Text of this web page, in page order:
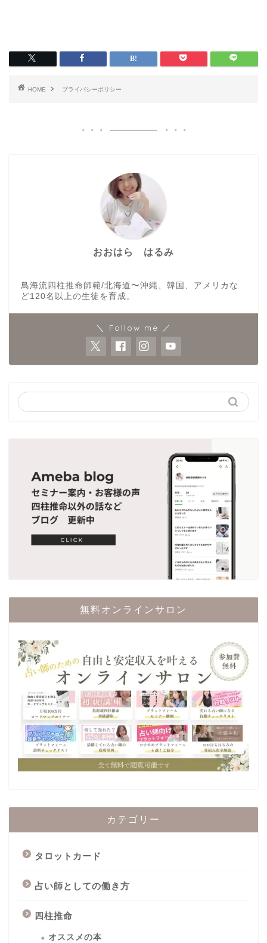
HOME プライバシーポリシー
おおはら はるみ
鳥海流四柱推命師範/北海道〜沖縄、韓国、アメリカな
ど120名以上の生徒を育成。
＼ Follow me ／
無料オンラインサロン
カテゴリー
タロットカード
占い師としての働き方
四柱推命
オススメの本